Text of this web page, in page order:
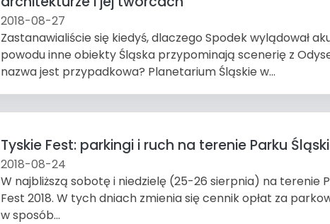
2018-08-27
Zastanawialiście się kiedyś, dlaczego Spodek wylądował
powodu inne obiekty Śląska przypominają scenerię z
nazwa jest przypadkowa? Planetarium Śląskie w...
Tyskie Fest: parkingi i ruch na terenie Parku
2018-08-24
W najbliższą sobotę i niedzielę (25-26 sierpnia) na terenie
Fest 2018. W tych dniach zmienia się cennik opłat za
w sposób...